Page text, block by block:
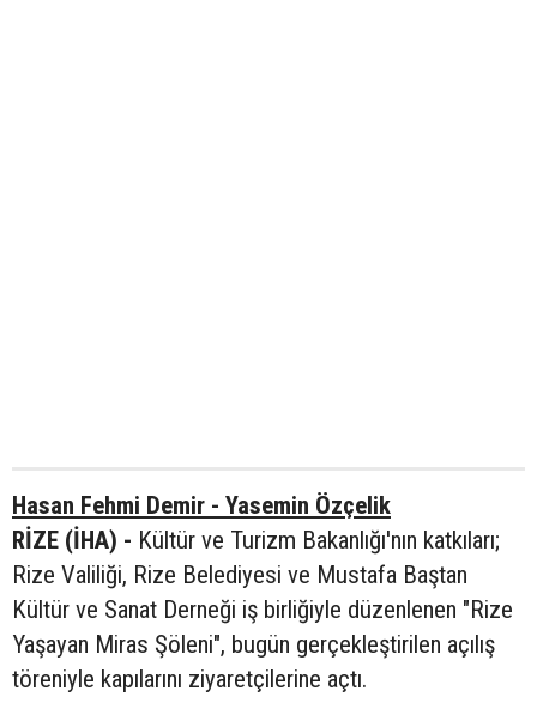
Hasan Fehmi Demir - Yasemin Özçelik
RİZE (İHA) - Kültür ve Turizm Bakanlığı'nın katkıları;
Rize Valiliği, Rize Belediyesi ve Mustafa Baştan
Kültür ve Sanat Derneği iş birliğiyle düzenlenen "Rize
Yaşayan Miras Şöleni", bugün gerçekleştirilen açılış
töreniyle kapılarını ziyaretçilerine açtı.